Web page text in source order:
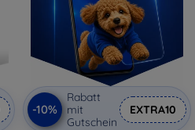
-10%
Rabatt
mit
Gutschein
EXTRA10